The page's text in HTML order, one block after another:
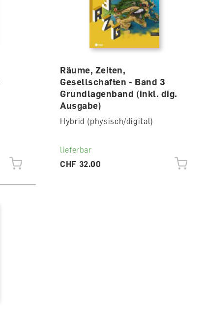
Räume, Zeiten,
Gesellschaften - Band 3
Grundlagenband (inkl. dig.
Ausgabe)
Hybrid (physisch/digital)
lieferbar
CHF 32.00